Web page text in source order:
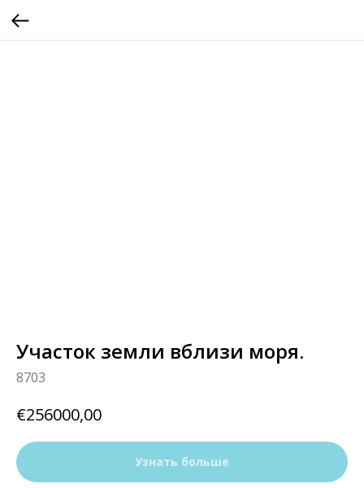
Участок земли вблизи моря.
8703
€256000,00
Узнать больше